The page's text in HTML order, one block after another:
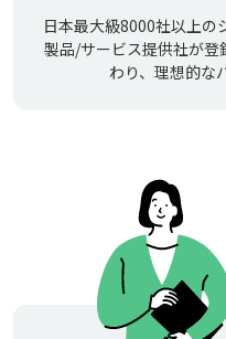
日本最大級8000社以上の
製品/サービス提供社が
わり、理想的な